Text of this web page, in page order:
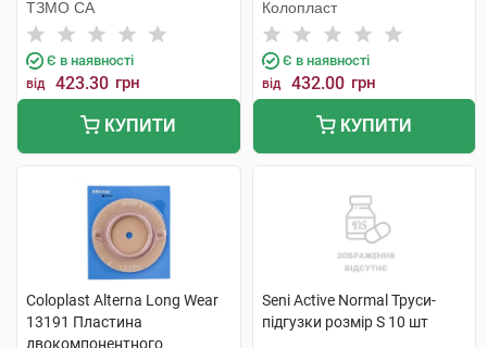
ТЗМО СА
Є в наявності
від 423.30 грн
КУПИТИ
мм 15x43 мм 4 шт
Колопласт
Є в наявності
від 432.00 грн
КУПИТИ
Coloplast Alterna Long Wear
13191 Пластина
двокомпонентного
Seni Active Normal Труси-
підгузки розмір S 10 шт